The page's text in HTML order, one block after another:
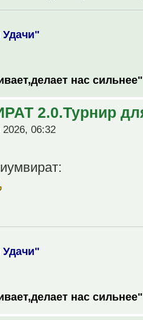
нас сильнее"
2.0.Турнир
06:32
нас сильнее"